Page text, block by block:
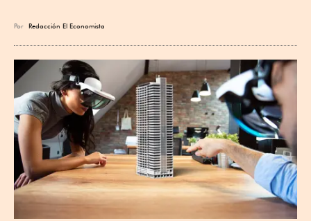
Por Redacción El Economista